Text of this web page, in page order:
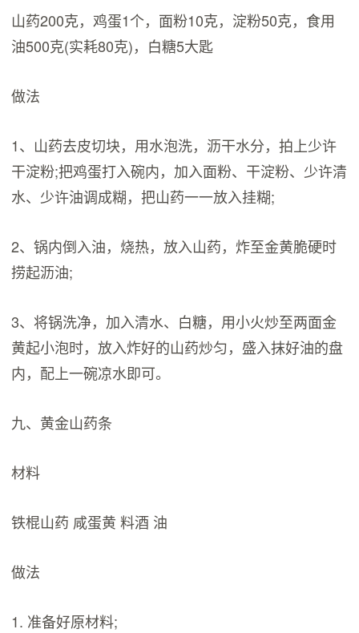
山药200克，鸡蛋1个，面粉10克，淀粉50克，食用
油500克(实耗80克)，白糖5大匙
做法
1、山药去皮切块，用水泡洗，沥干水分，拍上少许
干淀粉;把鸡蛋打入碗内，加入面粉、干淀粉、少许清
水、少许油调成糊，把山药一一放入挂糊;
2、锅内倒入油，烧热，放入山药，炸至金黄脆硬时
捞起沥油;
3、将锅洗净，加入清水、白糖，用小火炒至两面金
黄起小泡时，放入炸好的山药炒匀，盛入抹好油的盘
内，配上一碗凉水即可。
九、黄金山药条
材料
铁棍山药 咸蛋黄 料酒 油
做法
1. 准备好原材料;